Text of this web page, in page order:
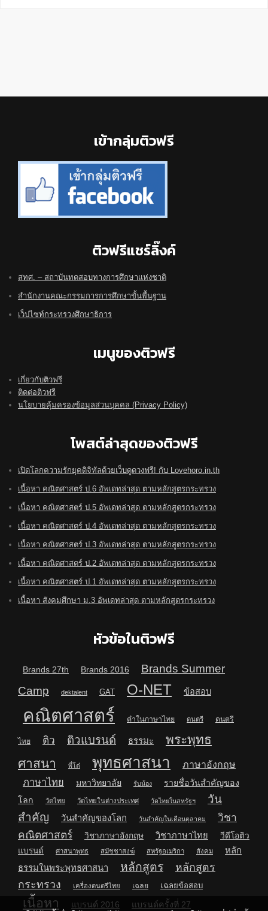
เข้ากลุ่มติวฟรี
ติวฟรีแชร์ลิ๊งค์
สทศ. – สถาบันทดสอบทางการศึกษาแห่งชาติ
สำนักงานคณะกรรมการการศึกษาขั้นพื้นฐาน
เว็ปไซท์กระทรวงศึกษาธิการ
เมนูของติวฟรี
เกี่ยวกับติวฟรี
ติดต่อติวฟรี
นโยบายคุ้มครองข้อมูลส่วนบุคคล (Privacy Policy)
โพสต์ล่าสุดของติวฟรี
เปิดโลกความรักยุคดิจิทัลด้วยเว็บดูดวงฟรี! กับ Lovehoro.in.th
เนื้อหา คณิตศาสตร์ ป.6 อัพเดทล่าสุด ตามหลักสูตรกระทรวง
เนื้อหา คณิตศาสตร์ ป.5 อัพเดทล่าสุด ตามหลักสูตรกระทรวง
เนื้อหา คณิตศาสตร์ ป.4 อัพเดทล่าสุด ตามหลักสูตรกระทรวง
เนื้อหา คณิตศาสตร์ ป.3 อัพเดทล่าสุด ตามหลักสูตรกระทรวง
เนื้อหา คณิตศาสตร์ ป.2 อัพเดทล่าสุด ตามหลักสูตรกระทรวง
เนื้อหา คณิตศาสตร์ ป.1 อัพเดทล่าสุด ตามหลักสูตรกระทรวง
เนื้อหา สังคมศึกษา ม.3 อัพเดทล่าสุด ตามหลักสูตรกระทรวง
หัวข้อในติวฟรี
Brands 27th Brands 2016
Brands Summer
Camp
dektalent GAT O-NET ข้อสอบ
คณิตศาสตร์ คำในภาษาไทย ดนตรี ดนตรี
ไทย ติว ติวแบรนด์ ธรรมะ
พระพุทธ
ศาสนา
พี่โต๋ พุทธศาสนา ภาษาอังกฤษ
ภาษาไทย มหาวิทยาลัย รับน้อง
รายชื่อวันสำคัญของ
โลก
วัดไทย วัดไทยในต่างประเทศ วัดไทยในสหรัฐฯ
วัน
สำคัญ
วันสำคัญของโลก วันสำคัญในเดือนตุลาคม
วิชา
คณิตศาสตร์
วิชาภาษาอังกฤษ วิชาภาษาไทย
วีดีโอติว
แบรนด์
ศาสนาพุทธ สมัชชาสงฆ์ สหรัฐอเมริกา สังคม
หลัก
ธรรมในพระพุทธศาสนา
หลักสูตร
หลักสูตร
กระทรวง
เครื่องดนตรีไทย เฉลย เฉลยข้อสอบ
เนื้อหา แบรนด์ 2016 แบรนด์ครั้งที่ 27